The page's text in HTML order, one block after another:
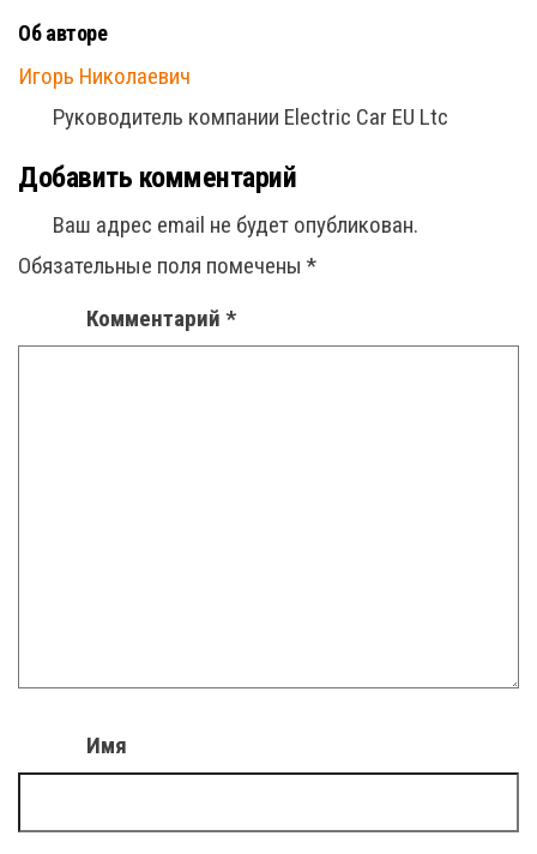
Об авторе
Игорь Николаевич
Руководитель компании Electric Car EU Ltc
Добавить комментарий
Ваш адрес email не будет опубликован.
Обязательные поля помечены *
Комментарий *
Имя